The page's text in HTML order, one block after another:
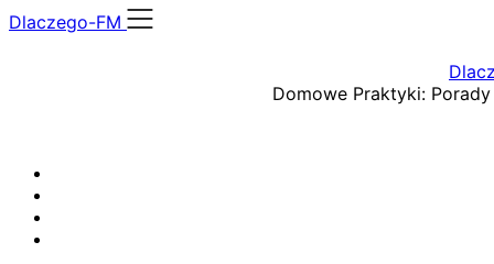
Skip
Dlaczego-FM
Domowe Praktyki: